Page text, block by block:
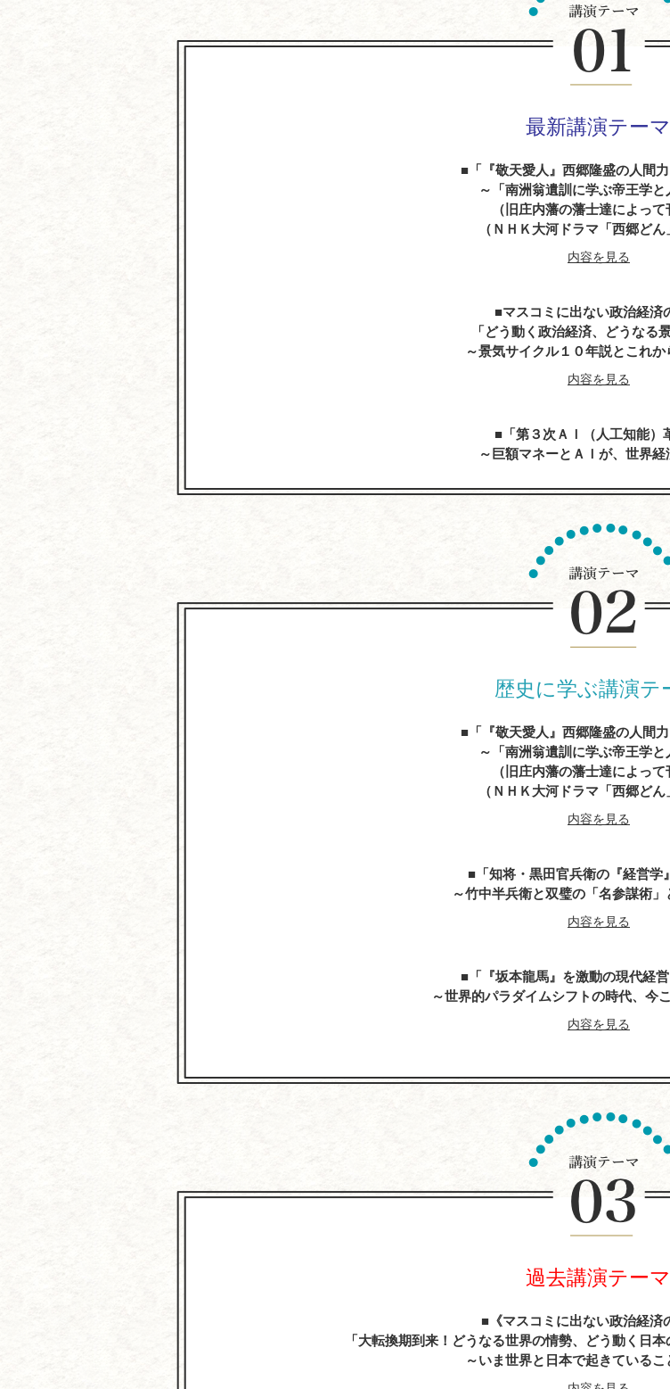
最新講演テーマ
「『敬天愛人』西郷隆盛の人間力
～「南洲翁遺訓に学ぶ帝王学と
（旧庄内藩の藩士達によって
（ＮＨＫ大河ドラマ「西郷どん
内容を見る
マスコミに出ない政治経済
「どう動く政治経済、どうなる
～景気サイクル１０年説とこれか
内容を見る
「第３次ＡＩ（人工知能）
～巨額マネーとＡＩが、世界経
人生の達人に学ぶ
～心に残る先人たちの名言、遺訓、格
歴史に学ぶ講演テ
「『敬天愛人』西郷隆盛の人間力
～「南洲翁遺訓に学ぶ帝王学と
（旧庄内藩の藩士達によって
（ＮＨＫ大河ドラマ「西郷どん
内容を見る
「知将・黒田官兵衛の『経営学
～竹中半兵衛と双璧の「名参謀術」
内容を見る
「『坂本龍馬』を激動の現代経営
～世界的パラダイムシフトの時代、今
内容を見る
『平清盛』に学ぶ経営
今こそ、躍動感とエネルギーにあふれる
武田信玄の軍師・山本勘助が教える「風林火
天璋院・篤姫―女の戦（い
内容を見る
戦国武将「直江兼続」とい
過去講演テーマ
《マスコミに出ない政治経済
「大転換期到来！どうなる世界の情勢、どう動く日
～いま世界と日本で起きているこ